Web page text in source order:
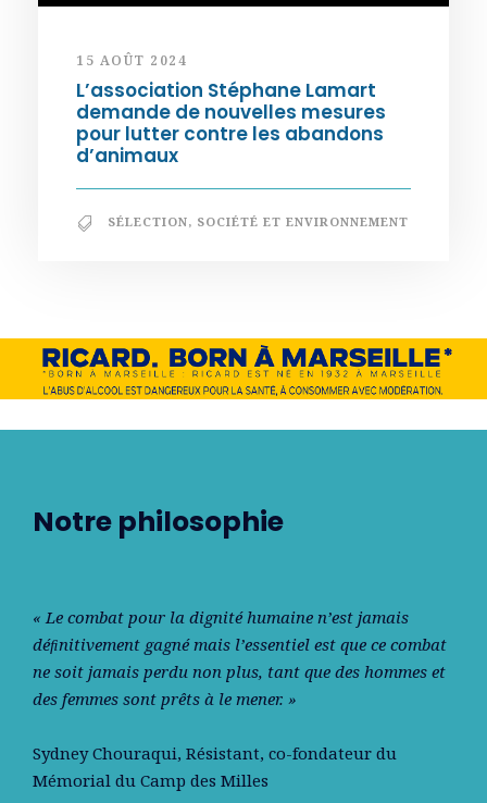
15 AOÛT 2024
L’association Stéphane Lamart
demande de nouvelles mesures
pour lutter contre les abandons
d’animaux
SÉLECTION, SOCIÉTÉ ET ENVIRONNEMENT
Notre philosophie
« Le combat pour la dignité humaine n’est jamais
déﬁnitivement gagné mais l’essentiel est que ce combat
ne soit jamais perdu non plus, tant que des hommes et
des femmes sont prêts à le mener. »
Sydney Chouraqui, Résistant, co-fondateur du
Mémorial du Camp des Milles